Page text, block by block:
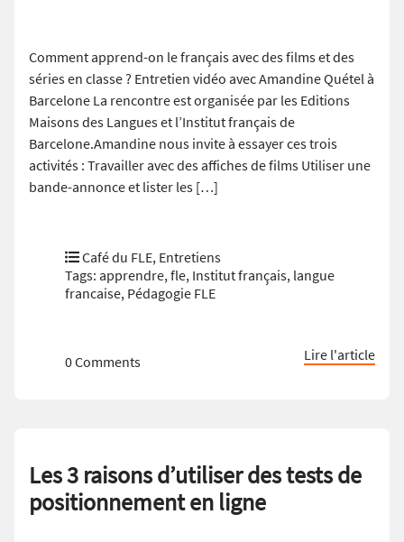
Comment apprend-on le français avec des films et des
séries en classe ? Entretien vidéo avec Amandine Quétel à
Barcelone La rencontre est organisée par les Editions
Maisons des Langues et l’Institut français de
Barcelone.Amandine nous invite à essayer ces trois
activités : Travailler avec des affiches de films Utiliser une
bande-annonce et lister les […]
Café du FLE, Entretiens
Tags: apprendre, fle, Institut français, langue
francaise, Pédagogie FLE
0 Comments Lire l'article
Les 3 raisons d’utiliser des tests de
positionnement en ligne